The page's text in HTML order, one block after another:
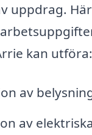
uppdrag.
kan utföra:
av
av